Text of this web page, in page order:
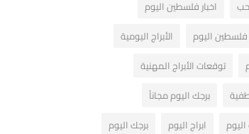
اخبار فلسطين اليوم
فلسطين اليوم
الأبراج اليومية
توقعات الأبراج المهنية
برجك اليوم مجاناً
ابراج اليوم
برجك اليوم